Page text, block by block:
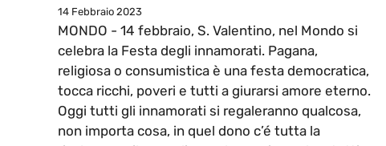
14 Febbraio 2023
MONDO - 14 febbraio, S. Valentino, nel Mondo si
celebra la Festa degli innamorati. Pagana,
religiosa o consumistica è una festa democratica,
tocca ricchi, poveri e tutti a giurarsi amore eterno.
Oggi tutti gli innamorati si regaleranno qualcosa,
non importa cosa, in quel dono c’é tutta la